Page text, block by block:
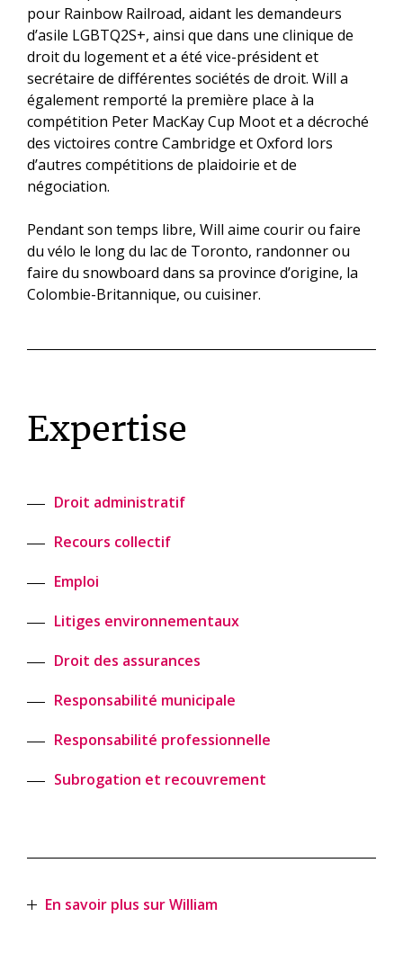
pour Rainbow Railroad, aidant les demandeurs
d’asile LGBTQ2S+, ainsi que dans une clinique de
droit du logement et a été vice-président et
secrétaire de différentes sociétés de droit. Will a
également remporté la première place à la
compétition Peter MacKay Cup Moot et a décroché
des victoires contre Cambridge et Oxford lors
d’autres compétitions de plaidoirie et de
négociation.
Pendant son temps libre, Will aime courir ou faire
du vélo le long du lac de Toronto, randonner ou
faire du snowboard dans sa province d’origine, la
Colombie-Britannique, ou cuisiner.
Expertise
Droit administratif
Recours collectif
Emploi
Litiges environnementaux
Droit des assurances
Responsabilité municipale
Responsabilité professionnelle
Subrogation et recouvrement
En savoir plus sur William